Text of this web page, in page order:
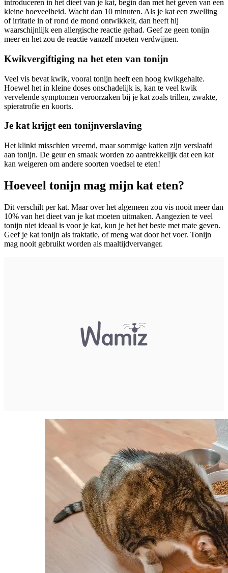
introduceren in het dieet van je kat, begin dan met het geven van een
kleine hoeveelheid. Wacht dan 10 minuten. Als je kat een zwelling
of irritatie in of rond de mond ontwikkelt, dan heeft hij
waarschijnlijk een allergische reactie gehad. Geef ze geen tonijn
meer en het zou de reactie vanzelf moeten verdwijnen.
Kwikvergiftiging na het eten van tonijn
Veel vis bevat kwik, vooral tonijn heeft een hoog kwikgehalte.
Hoewel het in kleine doses onschadelijk is, kan te veel kwik
vervelende symptomen veroorzaken bij je kat zoals trillen, zwakte,
spieratrofie en koorts.
Je kat krijgt een tonijnverslaving
Het klinkt misschien vreemd, maar sommige katten zijn verslaafd
aan tonijn. De geur en smaak worden zo aantrekkelijk dat een kat
kan weigeren om andere soorten voedsel te eten!
Hoeveel tonijn mag mijn kat eten?
Dit verschilt per kat. Maar over het algemeen zou vis nooit meer dan
10% van het dieet van je kat moeten uitmaken. Aangezien te veel
tonijn niet ideaal is voor je kat, kun je het het beste met mate geven.
Geef je kat tonijn als traktatie, of meng wat door het voer. Tonijn
mag nooit gebruikt worden als maaltijdvervanger.